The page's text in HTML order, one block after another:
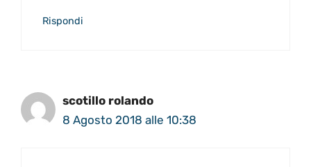
Rispondi
scotillo rolando
8 Agosto 2018 alle 10:38